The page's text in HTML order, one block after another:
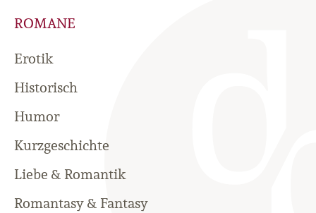
ROMANE
Erotik
Historisch
Humor
Kurzgeschichte
Liebe & Romantik
Romantasy & Fantasy